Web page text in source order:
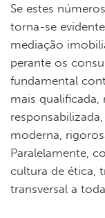
Se estes
torna-se
mediação
perante os
fundamental
mais qualificada,
moderna,
Paralelamente,
cultura de ética,
transversal a